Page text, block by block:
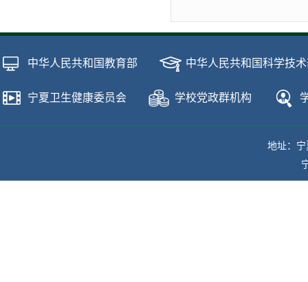
中华人民共和国教育部 中华人民共和国科学技
宁夏卫生健康委员会 学校党政群机构
地址：